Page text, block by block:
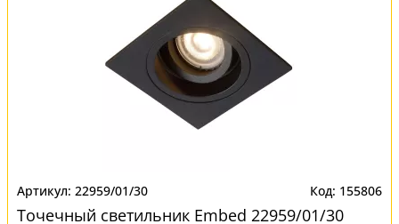
22959/01/30 155806
Точечный светильник Embed 22959/01/30